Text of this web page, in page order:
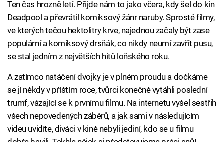
Ten čas hrozně letí. Přijde nám to jako včera, kdy šel do kin
Deadpool a převrátil komiksový žánr naruby. Sprosté filmy,
ve kterých tečou hektolitry krve, najednou začaly být zase
populární a komiksový drsňák, co nikdy neumí zavřít pusu,
se stal jedním z největších hitů loňského roku.
A zatímco natáčení dvojky je v plném proudu a dočkáme
se jí někdy v příštím roce, tvůrci konečně vytáhli poslední
trumf, vázající se k prvnímu filmu. Na internetu vyšel sestřih
všech nepovedených záběrů, a jak sami v následujícím
videu uvidíte, diváci v kině nebyli jediní, kdo se u filmu